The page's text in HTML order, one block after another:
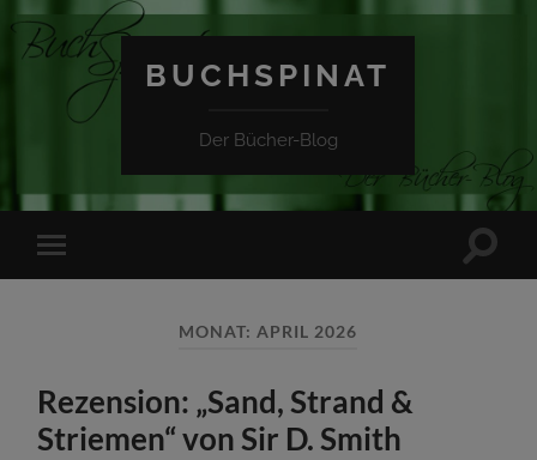
BUCHSPINAT
Der Bücher-Blog
Mobile-
Menü
MONAT:APRIL 2026
Rezension: „Sand, Strand &
Striemen“ von Sir D. Smith